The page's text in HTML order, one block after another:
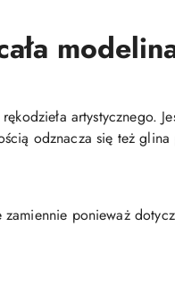
artystycznego.
odznacza się też
ponieważ